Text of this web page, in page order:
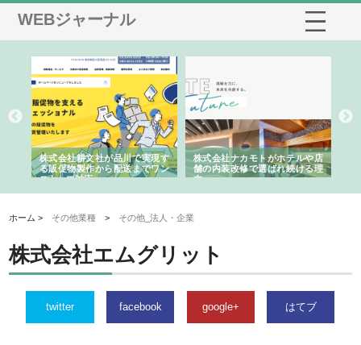
WEBジャーナル
株式会社耕文社が品川で実現す
る販促物製作から配送までワン
ストップ対応
株式会社ナカモトがホテルや店
舗の内装改修で選ばれ続ける理
由
ホーム > その他業種 > その他_法人・企業
株式会社エムグリット
twitter facebook google+ はてブ